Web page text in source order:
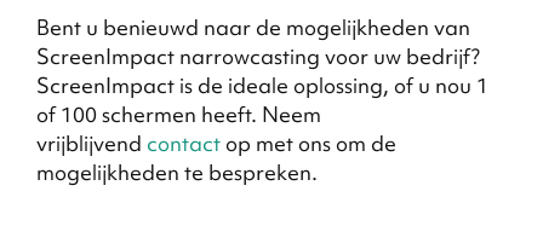
Bent u benieuwd naar de mogelijkheden van
ScreenImpact narrowcasting voor uw bedrijf?
ScreenImpact is de ideale oplossing, of u nou 1
of 100 schermen heeft. Neem
vrijblijvend contact op met ons om de
mogelijkheden te bespreken.